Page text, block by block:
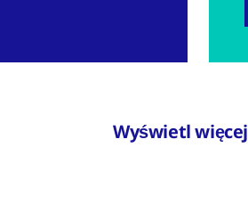
Wyświetl więcej